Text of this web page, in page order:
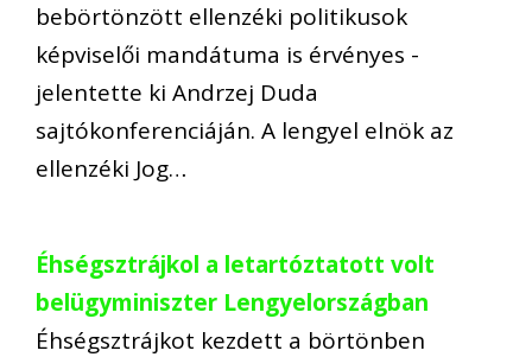
bebörtönzött ellenzéki politikusok
képviselői mandátuma is érvényes -
jelentette ki Andrzej Duda
sajtókonferenciáján. A lengyel elnök az
ellenzéki Jog…
Éhségsztrájkol a letartóztatott volt
belügyminiszter Lengyelországban
Éhségsztrájkot kezdett a börtönben